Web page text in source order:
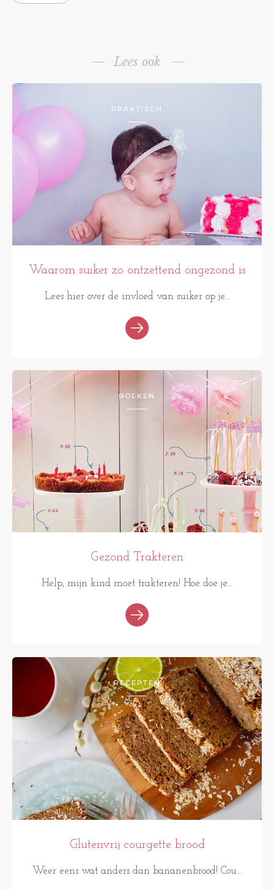
Lees ook
PRAKTISCH
Waarom suiker zo ontzettend ongezond is
Lees hier over de invloed van suiker op je...
BOEKEN
Gezond Trakteren
Help, mijn kind moet trakteren! Hoe doe je...
RECEPTEN
Glutenvrij courgette brood
Weer eens wat anders dan bananenbrood! Cou...